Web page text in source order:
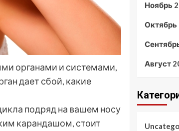
органами и системами,
дает сбой, какие
подряд на вашем носу
карандашом, стоит
Ноябрь
Октябрь
Август